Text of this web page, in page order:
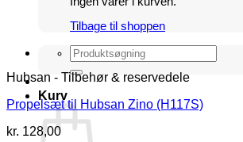
Tilbage til shoppen
Søg
efter:
Kurv
Hubsan - Tilbehør & reservedele
Propelsæt til Hubsan Zino (H117S)
kr. 128,00